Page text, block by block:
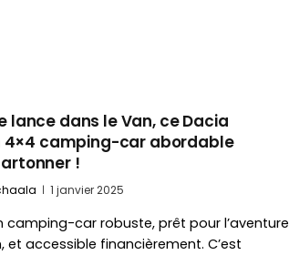
lance dans le Van, ce Dacia
4×4 camping-car abordable
!
1 janvier 2025
camping-car robuste, prêt pour l’aventure
et accessible financièrement. C’est